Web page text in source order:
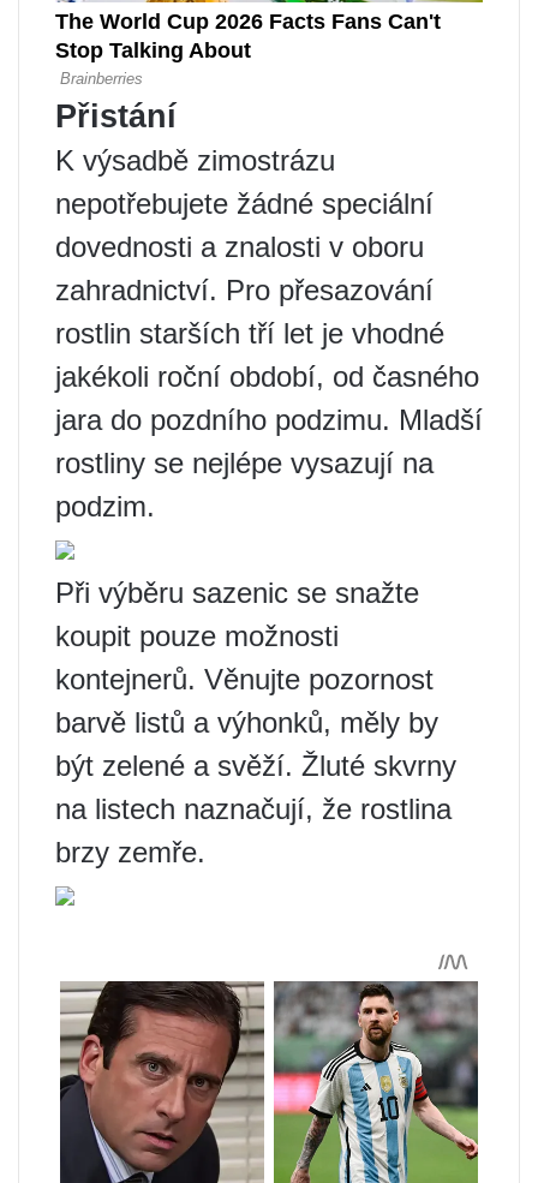
Přistání
K výsadbě zimostrázu
nepotřebujete žádné speciální
dovednosti a znalosti v oboru
zahradnictví. Pro přesazování
rostlin starších tří let je vhodné
jakékoli roční období, od časného
jara do pozdního podzimu. Mladší
rostliny se nejlépe vysazují na
podzim.
Při výběru sazenic se snažte
koupit pouze možnosti
kontejnerů. Věnujte pozornost
barvě listů a výhonků, měly by
být zelené a svěží. Žluté skvrny
na listech naznačují, že rostlina
brzy zemře.